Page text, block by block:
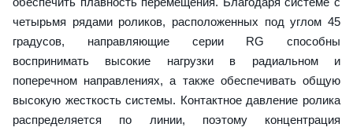
четырьмя рядами роликов, расположенных под углом 45
градусов, направляющие серии RG способны
воспринимать высокие нагрузки в радиальном и
поперечном направлениях, а также обеспечивать общую
высокую жесткость системы. Контактное давление ролика
распределяется по линии, поэтому концентрация